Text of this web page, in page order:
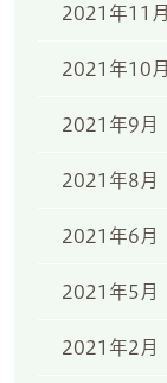
2021年11月
2021年10月
2021年9月
2021年8月
2021年6月
2021年5月
2021年2月